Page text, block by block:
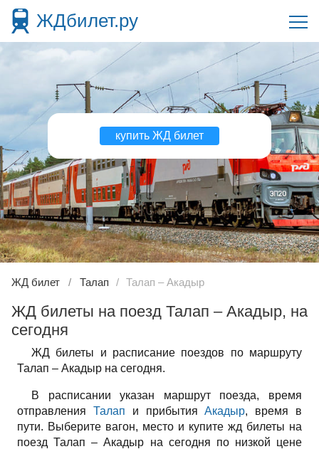
ЖДбилет.ру
купить ЖД билет
ЖД билет Талап Талап – Акадыр
ЖД билеты на поезд Талап – Акадыр, на
сегодня
ЖД билеты и расписание поездов по маршруту
Талап – Акадыр на сегодня.
В расписании указан маршрут поезда, время
отправления Талап и прибытияАкадыр, время в
пути. Выберите вагон, место и купите жд билеты на
поезд Талап – Акадыр на сегодня по низкой цене